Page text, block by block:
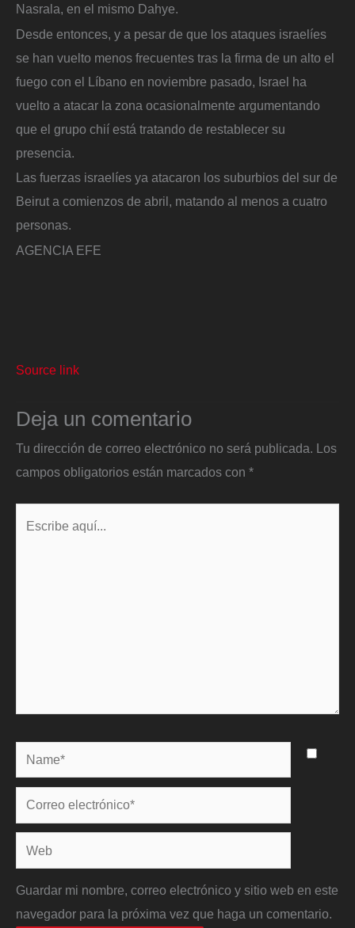
Nasrala, en el mismo Dahye.
Desde entonces, y a pesar de que los ataques israelíes
se han vuelto menos frecuentes tras la firma de un alto el
fuego con el Líbano en noviembre pasado, Israel ha
vuelto a atacar la zona ocasionalmente argumentando
que el grupo chií está tratando de restablecer su
presencia.
Las fuerzas israelíes ya atacaron los suburbios del sur de
Beirut a comienzos de abril, matando al menos a cuatro
personas.
AGENCIA EFE
Source link
Deja un comentario
Tu dirección de correo electrónico no será publicada. Los
campos obligatorios están marcados con *
Name*
Correo
electrónico*
Web
Guardar mi nombre, correo electrónico y sitio web en este
navegador para la próxima vez que haga un comentario.